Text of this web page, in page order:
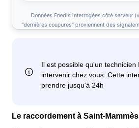
Le raccordement à Saint-Mammès